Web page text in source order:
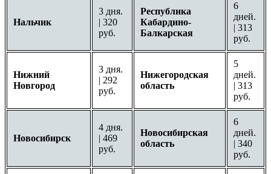
Нальчик
3 дня.
| 320
руб.
Республика
Кабардино-
Балкарская
6
дней.
| 313
руб.
Нижний
Новгород
3 дня.
| 292
руб.
Нижегородская
область
5
дней.
| 313
руб.
Новосибирск
4 дня.
| 469
руб.
Новосибирская
область
6
дней.
| 340
руб.